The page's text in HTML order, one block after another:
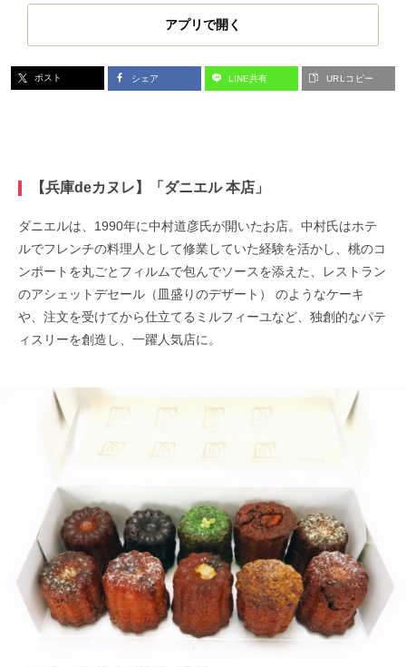
アプリで開く
ポスト シェア LINE共有 URLコピー
【兵庫deカヌレ】「ダニエル 本店」
ダニエルは、1990年に中村道彦氏が開いたお店。中村氏はホテ
ルでフレンチの料理人として修業していた経験を活かし、桃のコ
ンポートを丸ごとフィルムで包んでソースを添えた、レストラン
のアシェットデセール（皿盛りのデザート） のようなケーキ
や、注文を受けてから仕立てるミルフィーユなど、独創的なパテ
ィスリーを創造し、一躍人気店に。